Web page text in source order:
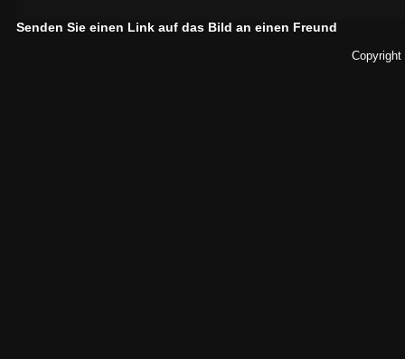
Senden Sie einen Link auf das Bild an einen Freund